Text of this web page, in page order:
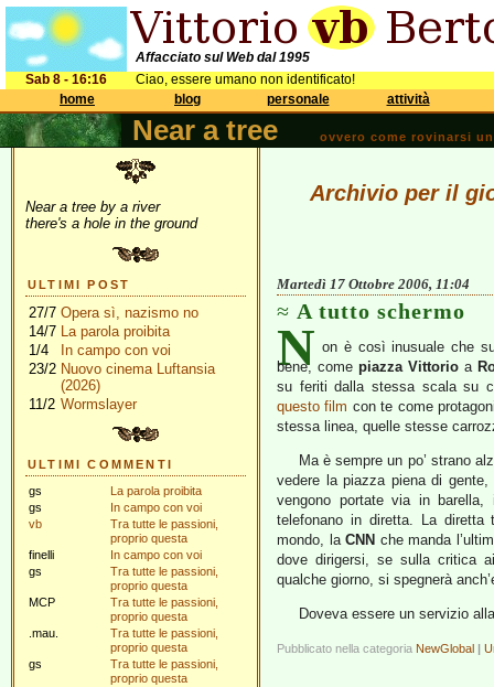
Affacciato sul Web dal 1995
Sab 8 - 16:16
Ciao, essere umano non identificato!
home
blog personale attività
Near a tree ovvero come rovinarsi
Near a tree by a river
there's a hole in the ground
ULTIMI POST
27/7 Opera sì, nazismo no
14/7 La parola proibita
1/4
In campo con voi
23/2 Nuovo cinema Luftansia
(2026)
11/2 Wormslayer
ULTIMI COMMENTI
gs
La parola proibita
gs
In campo con voi
vb
Tra tutte le passioni,
proprio questa
finelli
In campo con voi
gs
Tra tutte le passioni,
proprio questa
MCP
Tra tutte le passioni,
proprio questa
.mau.
Tra tutte le passioni,
proprio questa
gs
Tra tutte le passioni,
proprio questa
Archivio per il
Martedì 17 Ottobre 2006, 11:04
A tutto schermo
N on è così inusuale che
bene, come piazza Vittorio a
su feriti dalla stessa scala su
questo film con te come
stessa linea, quelle stesse
Ma è sempre un po’ strano
vedere la piazza piena di
vengono portate via in
telefonano in diretta. La
mondo, la CNN che manda
dove dirigersi, se sulla critica
qualche giorno, si spegnerà
Doveva essere un servizio
Pubblicato nella categoria NewGlobal |